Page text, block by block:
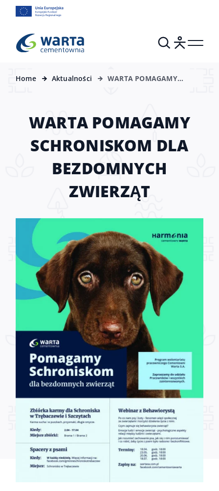
Home Aktualności
WARTA POMAGAMY
WARTA POMAGAMY
SCHRONISKOM DLA
BEZDOMNYCH
ZWIERZĄT